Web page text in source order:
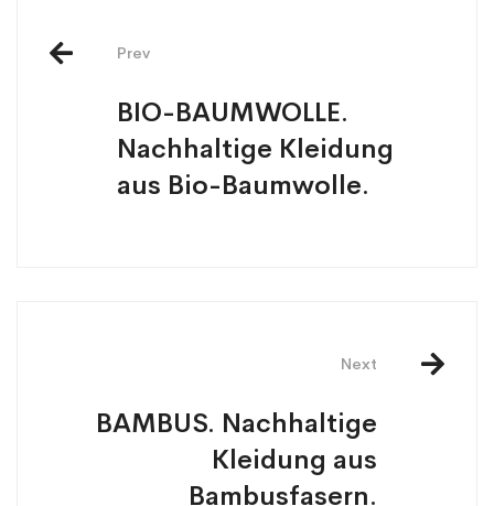
Prev
BIO-BAUMWOLLE.
Nachhaltige Kleidung
aus Bio-Baumwolle.
Next
BAMBUS. Nachhaltige
Kleidung aus
Bambusfasern.